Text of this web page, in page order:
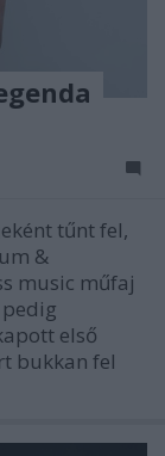
tűnt fel,
&
music műfaj
első
bukkan fel